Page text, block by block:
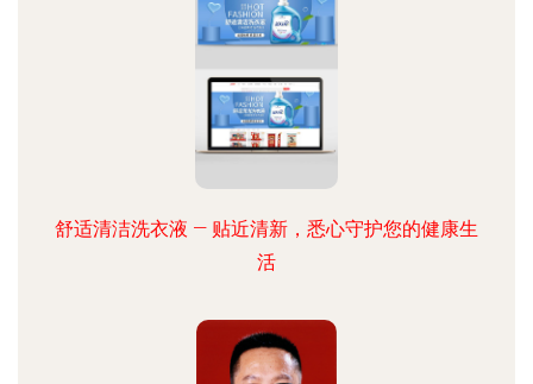
舒适清洁洗衣液 — 贴近清新，悉心守护您的健康生
活